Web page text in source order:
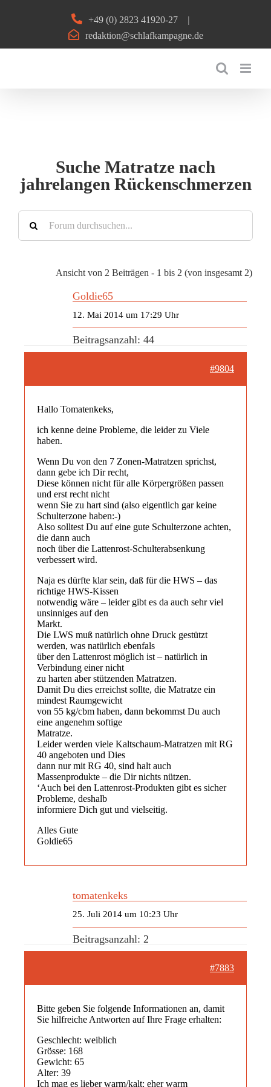
+49 (0) 2823 41920-27
|
redaktion@schlafkampagne.de
Suche Matratze nach
jahrelangen Rückenschmerzen
Ansicht von 2 Beiträgen - 1 bis 2 (von insgesamt 2)
Goldie65
12. Mai 2014 um 17:29 Uhr
Beitragsanzahl: 44
#9804
Hallo Tomatenkeks,
ich kenne deine Probleme, die leider zu Viele
haben.
Wenn Du von den 7 Zonen-Matratzen sprichst,
dann gebe ich Dir recht,
Diese können nicht für alle Körpergrößen passen
und erst recht nicht
wenn Sie zu hart sind (also eigentlich gar keine
Schulterzone haben:-)
Also solltest Du auf eine gute Schulterzone achten,
die dann auch
noch über die Lattenrost-Schulterabsenkung
verbessert wird.
Naja es dürfte klar sein, daß für die HWS – das
richtige HWS-Kissen
notwendig wäre – leider gibt es da auch sehr viel
unsinniges auf den
Markt.
Die LWS muß natürlich ohne Druck gestützt
werden, was natürlich ebenfals
über den Lattenrost möglich ist – natürlich in
Verbindung einer nicht
zu harten aber stützenden Matratzen.
Damit Du dies erreichst sollte, die Matratze ein
mindest Raumgewicht
von 55 kg/cbm haben, dann bekommst Du auch
eine angenehm softige
Matratze.
Leider werden viele Kaltschaum-Matratzen mit RG
40 angeboten und Dies
dann nur mit RG 40, sind halt auch
Massenprodukte – die Dir nichts nützen.
‘Auch bei den Lattenrost-Produkten gibt es sicher
Probleme, deshalb
informiere Dich gut und vielseitig.
Alles Gute
Goldie65
tomatenkeks
25. Juli 2014 um 10:23 Uhr
Beitragsanzahl: 2
#7883
Bitte geben Sie folgende Informationen an, damit
Sie hilfreiche Antworten auf Ihre Frage erhalten:
Geschlecht: weiblich
Grösse: 168
Gewicht: 65
Alter: 39
Ich mag es lieber warm/kalt: eher warm